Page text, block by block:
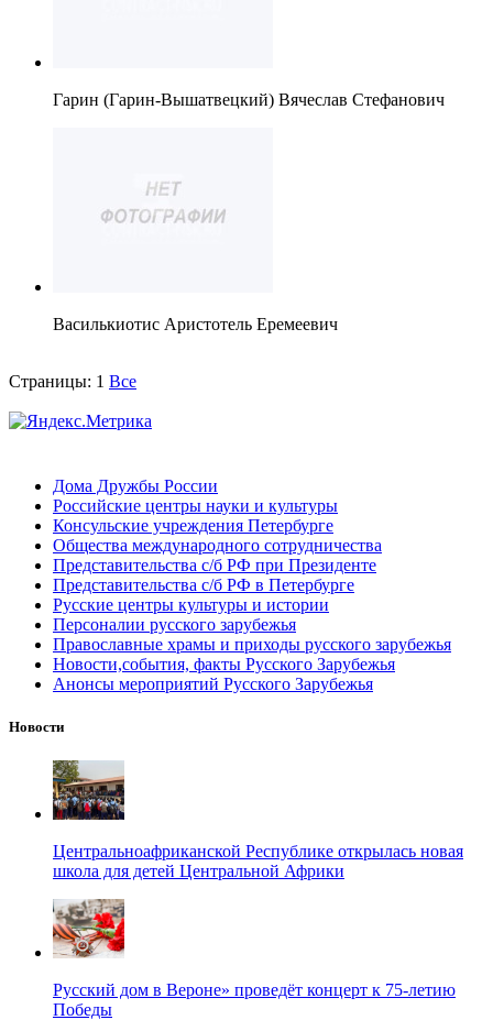
Гарин (Гарин-Вышатвецкий) Вячеслав Стефанович
Василькиотис Аристотель Еремеевич
Страницы: 1 Все
Дома Дружбы России
Российские центры науки и культуры
Консульские учреждения Петербурге
Общества международного сотрудничества
Представительства с/б РФ при Президенте
Представительства с/б РФ в Петербурге
Русские центры культуры и истории
Персоналии русского зарубежья
Православные храмы и приходы русского зарубежья
Новости,события, факты Русского Зарубежья
Анонсы мероприятий Русского Зарубежья
Новости
Центральноафриканской Республике открылась новая
школа для детей Центральной Африки
Русский дом в Вероне» проведёт концерт к 75-летию
Победы